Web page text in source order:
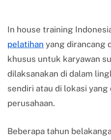
In house training
pelatihan yang dirancang
khusus untuk karyawan
dilaksanakan di dalam
sendiri atau di lokasi
perusahaan.
Beberapa tahun